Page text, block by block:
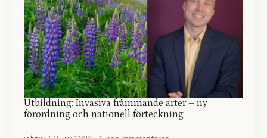
Utbildning: Invasiva främmande arter – ny
förordning och nationell förteckning